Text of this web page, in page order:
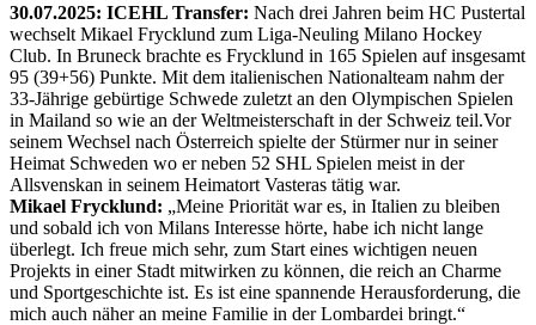
30.07.2025: ICEHL Transfer: Nach drei Jahren beim HC Pustertal
wechselt Mikael Frycklund zum Liga-Neuling Milano Hockey
Club. In Bruneck brachte es Frycklund in 165 Spielen auf insgesamt
95 (39+56) Punkte. Mit dem italienischen Nationalteam nahm der
33-Jährige gebürtige Schwede zuletzt an den Olympischen Spielen
in Mailand so wie an der Weltmeisterschaft in der Schweiz teil.Vor
seinem Wechsel nach Österreich spielte der Stürmer nur in seiner
Heimat Schweden wo er neben 52 SHL Spielen meist in der
Allsvenskan in seinem Heimatort Vasteras tätig war.
Mikael Frycklund: „Meine Priorität war es, in Italien zu bleiben
und sobald ich von Milans Interesse hörte, habe ich nicht lange
überlegt. Ich freue mich sehr, zum Start eines wichtigen neuen
Projekts in einer Stadt mitwirken zu können, die reich an Charme
und Sportgeschichte ist. Es ist eine spannende Herausforderung, die
mich auch näher an meine Familie in der Lombardei bringt.“